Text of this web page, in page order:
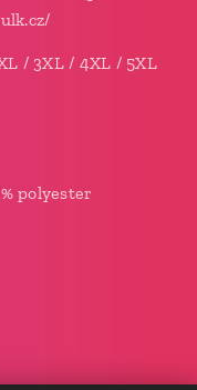
/ 3XL / 4XL / 5XL
polyester